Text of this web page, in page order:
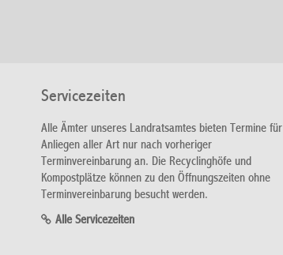
Servicezeiten
Alle Ämter unseres Landratsamtes bieten Termine für
Anliegen aller Art nur nach vorheriger
Terminvereinbarung an. Die Recyclinghöfe und
Kompostplätze können zu den Öffnungszeiten ohne
Terminvereinbarung besucht werden.
Alle Servicezeiten